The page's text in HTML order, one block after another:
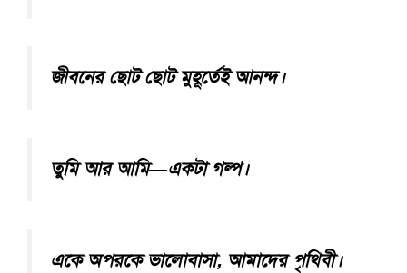
জীবনের ছোট ছোট মুহূর্তেই আনন্দ।
তুমি আর আমি—একটা গল্প।
একে অপরকে ভালোবাসা, আমাদের পৃথিবী।